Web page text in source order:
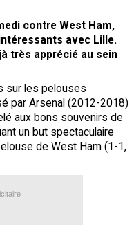
contre West Ham,
avec Lille.
très apprécié au sein
sur les pelouses
par Arsenal (2012-2018)
aux bons souvenirs de
un but spectaculaire
de West Ham (1-1,